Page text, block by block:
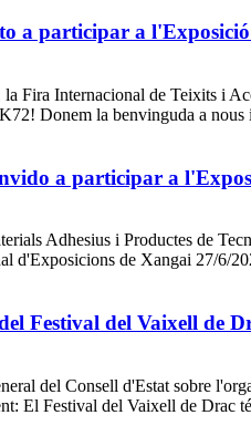
a participar a
Fira Internacional de Teixits i
Donem la benvinguda a
a participar a
Adhesius i Productes de
d'Exposicions de Xangai 27/6/
Festival del Vaixell de
del Consell d'Estat sobre
El Festival del Vaixell de Drac